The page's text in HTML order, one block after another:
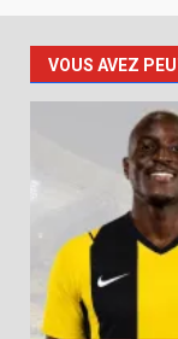
VOUS AVEZ